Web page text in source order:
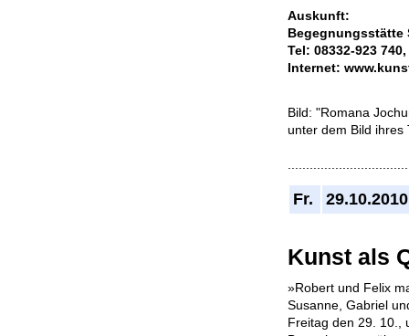
Auskunft:
Begegnungsstätte
Tel: 08332-923 740,
Internet:
Bild: "Romana
unter dem Bild ihres
Fr. 29.10.2010
Kunst als
»Robert und Felix
Susanne, Gabriel
Freitag den 29. 10.,